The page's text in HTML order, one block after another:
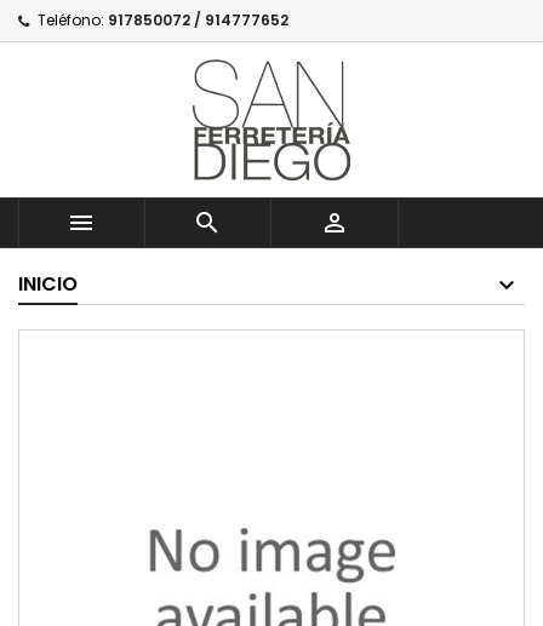
Teléfono: 917850072 / 914777652
  
INICIO